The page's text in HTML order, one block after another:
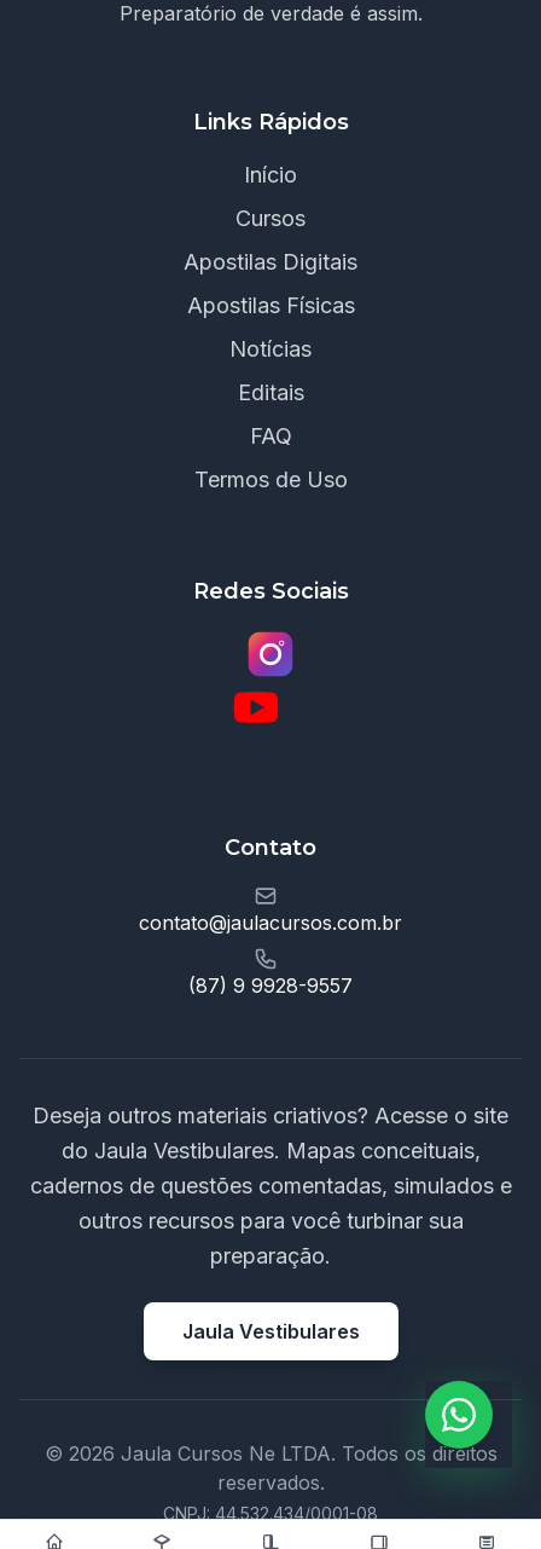
Preparatório de verdade é assim.
Links Rápidos
Início
Cursos
Apostilas Digitais
Apostilas Físicas
Notícias
Editais
FAQ
Termos de Uso
Redes Sociais
Contato
contato@jaulacursos.com.br
(87) 9 9928-9557
Deseja outros materiais criativos? Acesse o site
do Jaula Vestibulares. Mapas conceituais,
cadernos de questões comentadas, simulados e
outros recursos para você turbinar sua
preparação.
Jaula Vestibulares
© 2026 Jaula Cursos Ne LTDA. Todos os direitos
reservados.
CNPJ: 44.532.434/0001-08